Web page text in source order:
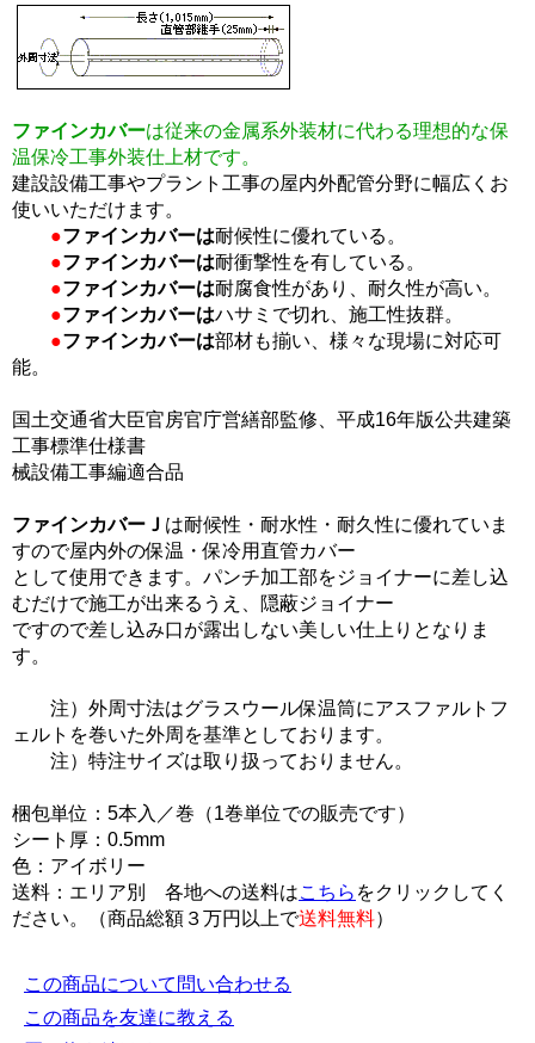
ファインカバーは従来の金属系外装材に代わる理想的な保
温保冷工事外装仕上材です。
建設設備工事やプラント工事の屋内外配管分野に幅広くお
使いいただけます。
●ファインカバーは耐候性に優れている。
●ファインカバーは耐衝撃性を有している。
●ファインカバーは耐腐食性があり、耐久性が高い。
●ファインカバーはハサミで切れ、施工性抜群。
●ファインカバーは部材も揃い、様々な現場に対応可
能。
国土交通省大臣官房官庁営繕部監修、平成16年版公共建築
工事標準仕様書
械設備工事編適合品
ファインカバーＪ は耐候性・耐水性・耐久性に優れていま
すので屋内外の保温・保冷用直管カバー
として使用できます。パンチ加工部をジョイナーに差し込
むだけで施工が出来るうえ、隠蔽ジョイナー
ですので差し込み口が露出しない美しい仕上りとなりま
す。
注）外周寸法はグラスウール保温筒にアスファルトフ
ェルトを巻いた外周を基準としております。
注）特注サイズは取り扱っておりません。
梱包単位：5本入／巻（1巻単位での販売です）
シート厚：0.5mm
色：アイボリー
送料：エリア別 各地への送料はこちら をクリックしてく
ださい。（商品総額３万円以上で送料無料）
この商品について問い合わせる
この商品を友達に教える